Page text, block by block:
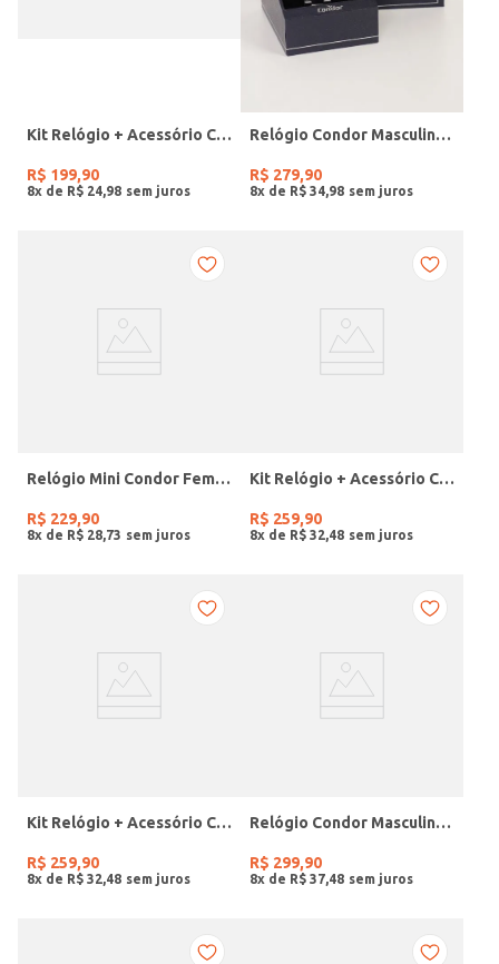
Kit Relógio + Acessório Condor Feminino PRATA
R$ 199,90
8x de R$ 24 98
Relógio Condor Masculino PRATA
R$ 279,90
8x de R$ 34 98
Relógio Mini Condor Feminino DOURADO
R$ 229,90
8x de R$ 28 73
Kit Relógio + Acessório Condor Feminino DOURADO
R$ 259,90
8x de R$ 32 48
Kit Relógio + Acessório Condor Feminino DOURADO
R$ 259,90
8x de R$ 32 48
Relógio Condor Masculino PRETO
R$ 299,90
8x de R$ 37 48